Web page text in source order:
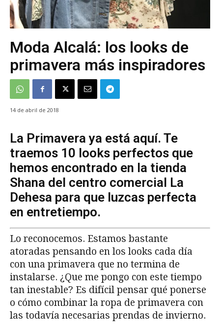
Moda Alcalá: los looks de
primavera más inspiradores
14 de abril de 2018
La Primavera ya está aquí. Te
traemos 10 looks perfectos que
hemos encontrado en la tienda
Shana del centro comercial La
Dehesa para que luzcas perfecta
en entretiempo.
Lo reconocemos. Estamos bastante
atoradas pensando en los looks cada día
con una primavera que no termina de
instalarse. ¿Que me pongo con este tiempo
tan inestable? Es difícil pensar qué ponerse
o cómo combinar la ropa de primavera con
las todavía necesarias prendas de invierno.